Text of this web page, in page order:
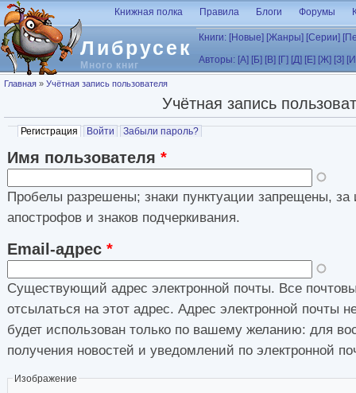
Перейти к основному содержанию
Либрусек
Много книг
Книжная полка Правила Блоги Форумы
Книги: [Новые] [Жанры] [Серии]
Авторы: [А] [Б] [В] [Г] [Д] [Е] [Ж] [З]
Вы здесь
Главная » Учётная запись пользователя
Учётная запись
Главные вкладки
Регистрация (активная вкладка)
Войти Забыли пароль?
Имя пользователя *
Пробелы разрешены; знаки пунктуации запрещены, за
апострофов и знаков подчеркивания.
Email-адрес *
Существующий адрес электронной почты. Все
отсылаться на этот адрес. Адрес электронной почты
будет использован только по вашему желанию: для
получения новостей и уведомлений по электронной
Изображение